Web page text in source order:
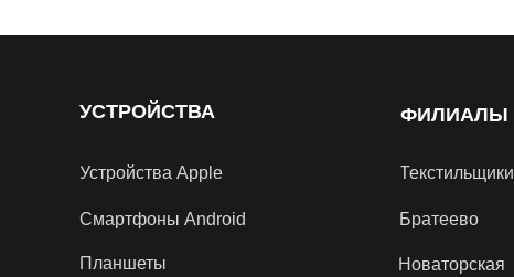
УСТРОЙСТВА ФИЛИАЛЫ
Устройства Apple
Смартфоны Android
Текстильщики
Новаторская
Братеево
Планшеты